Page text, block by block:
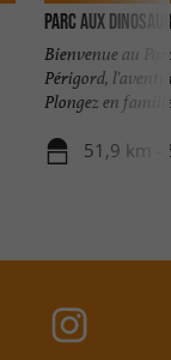
Parc aux
Bienvenue au
Périgord,
Plongez en
51,9 km -